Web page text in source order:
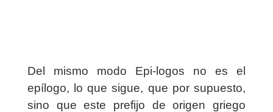
Del mismo modo Epi-logos no es el
epílogo, lo que sigue, que por supuesto,
sino que este prefijo de origen griego